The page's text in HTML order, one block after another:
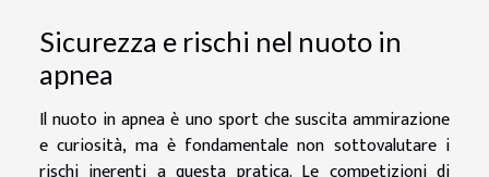
Sicurezza e rischi nel nuoto in
apnea
Il nuoto in apnea è uno sport che suscita ammirazione
e curiosità, ma è fondamentale non sottovalutare i